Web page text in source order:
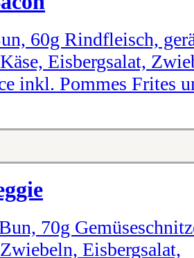
60g Rindfleisch,
Eisbergsalat,
inkl. Pommes Frites
70g
Eisbergsalat,